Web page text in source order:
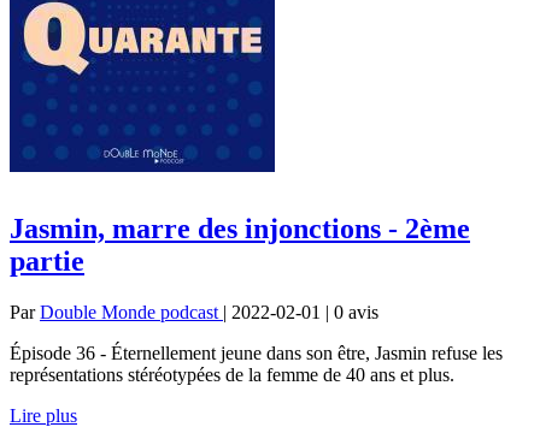
Jasmin, marre des injonctions - 2ème
partie
ParDouble Monde podcast | 2022-02-01 | 0 avis
Épisode 36 - Éternellement jeune dans son être, Jasmin refuse les
représentations stéréotypées de la femme de 40 ans et plus.
Lire plus